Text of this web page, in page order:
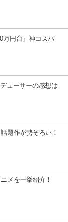
万円台」神コスパ
ューサーの感想は
題作が勢ぞろい！
メを一挙紹介！